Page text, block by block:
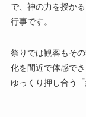
で、神の力を授か
行事です。
祭りでは観客もそ
化を間近で体感で
ゆっくり押し合う